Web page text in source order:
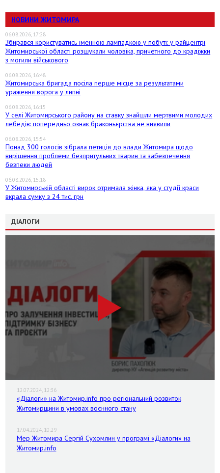
НОВИНИ ЖИТОМИРА
06.08.2026, 17:28
Збирався користуватись іменною лампадкою у побуті: у райцентрі
Житомирської області розшукали чоловіка, причетного до крадіжки
з могили військового
06.08.2026, 16:48
Житомирська бригада посіла перше місце за результатами
ураження ворога у липні
06.08.2026, 16:15
У селі Житомирського району на ставку знайшли мертвими молодих
лебедів: попередньо ознак браконьєрства не виявили
06.08.2026, 15:54
Понад 300 голосів зібрала петиція до влади Житомира щодо
вирішення проблеми безпритульних тварин та забезпечення
безпеки людей
06.08.2026, 15:18
У Житомирській області вирок отримала жінка, яка у студії краси
вкрала сумку з 24 тис. грн
ДІАЛОГИ
12.07.2024, 12:36
«Діалоги» на Житомир.info про регіональний розвиток
Житомирщини в умовах воєнного стану
17.04.2024, 10:29
Мер Житомира Сергій Сухомлин у програмі «Діалоги» на
Житомир.info